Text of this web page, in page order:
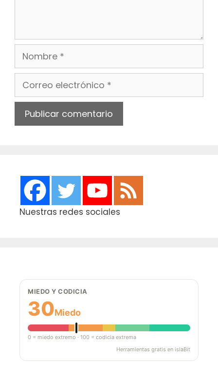
Nombre
Correo
electrónico
Web
Nuestras redes sociales
MIEDO Y CODICIA
30Miedo
0 = miedo extremo · 100 = codicia extrema
Herramientas gratis en islaBit